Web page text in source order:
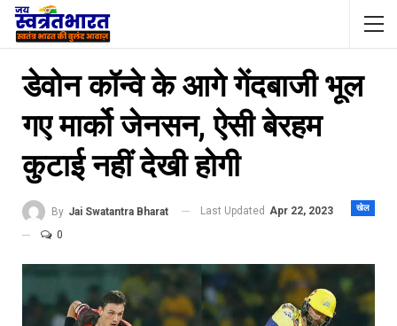
डेवोन कॉन्वे के आगे गेंदबाजी भूल
गए मार्को जेनसन, ऐसी बेरहम
कुटाई नहीं देखी होगी
खेल
By Jai Swatantra Bharat Last Updated Apr 22, 2023
0